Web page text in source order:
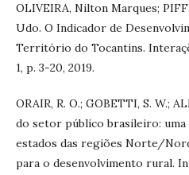
OLIVEIRA, Nilton Marques;
Udo. O Indicador de
Território do Tocantins.
1, p. 3-20, 2019.
ORAIR, R. O.; GOBETTI, S. W.;
do setor público brasileiro: uma
estados das regiões Norte/
para o desenvolvimento rural.